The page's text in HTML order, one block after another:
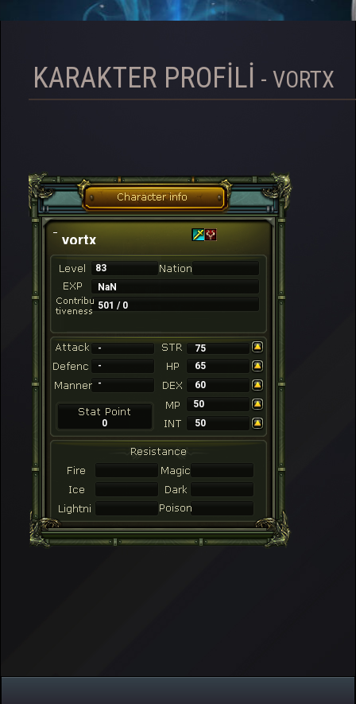
KARAKTER PROFILI - VORTX
vortx
83
NaN
501 / 0
-
75
-
65
-
60
50
0
50